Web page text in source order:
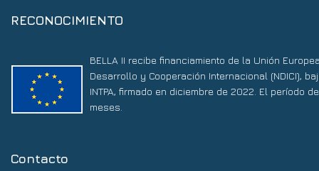
RECONOCIMIENTO
BELLA II recibe financiamiento de la Unión
Desarrollo y Cooperación Internacional (NDICI),
INTPA, firmado en diciembre de 2022. El período
meses.
Contacto